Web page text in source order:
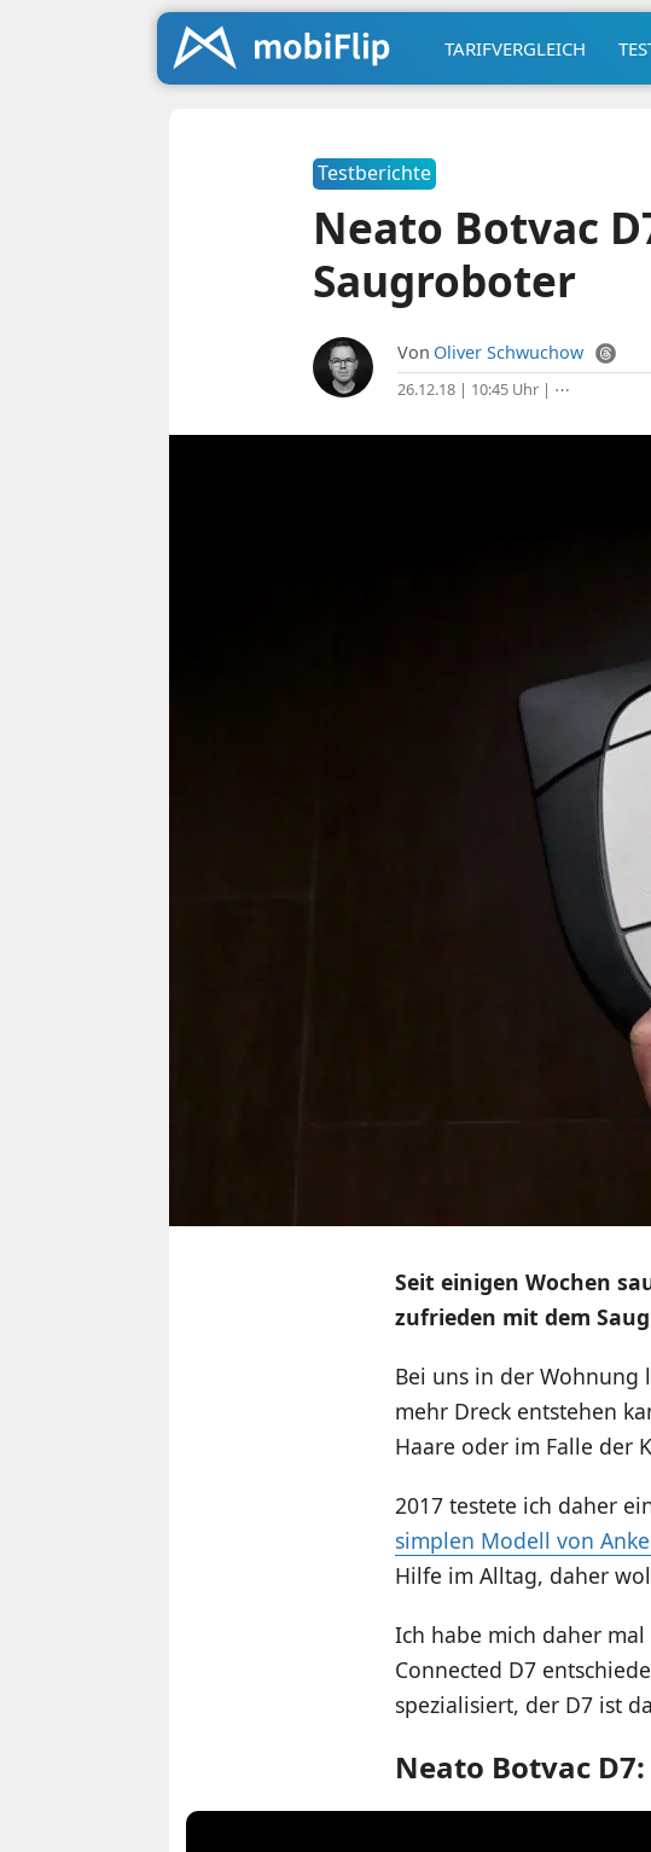
TARIFVERGLEICH
Testberichte
Neato Botvac
Saugroboter
Von Oliver Schwuchow
26.12.18 | 10:45 Uhr| ⋯
Seit einigen Wochen
zufrieden mit dem
Bei uns in der Wohnung
mehr Dreck entstehen
Haare oder im Falle der
2017 testete ich daher
simplen Modell von
Hilfe im Alltag, daher
Ich habe mich daher
Connected D7
spezialisiert, der D7 ist
Neato Botvac